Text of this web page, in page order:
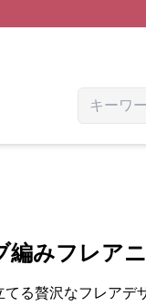
編みフレア
る贅沢なフレアデ